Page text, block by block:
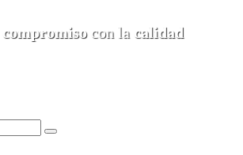
compromisocon la calidad